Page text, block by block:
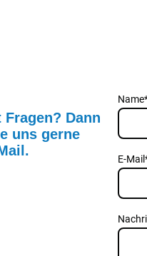
Fragen? Dann
uns gerne
Name
E-Mail